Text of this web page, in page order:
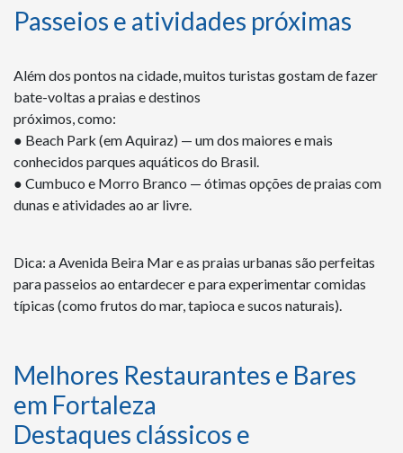
Passeios e atividades próximas
Além dos pontos na cidade, muitos turistas gostam de fazer
bate-voltas a praias e destinos
próximos, como:
● Beach Park (em Aquiraz) — um dos maiores e mais
conhecidos parques aquáticos do Brasil.
● Cumbuco e Morro Branco — ótimas opções de praias com
dunas e atividades ao ar livre.
Dica: a Avenida Beira Mar e as praias urbanas são perfeitas
para passeios ao entardecer e para experimentar comidas
típicas (como frutos do mar, tapioca e sucos naturais).
Melhores Restaurantes e Bares
em Fortaleza
Destaques clássicos e